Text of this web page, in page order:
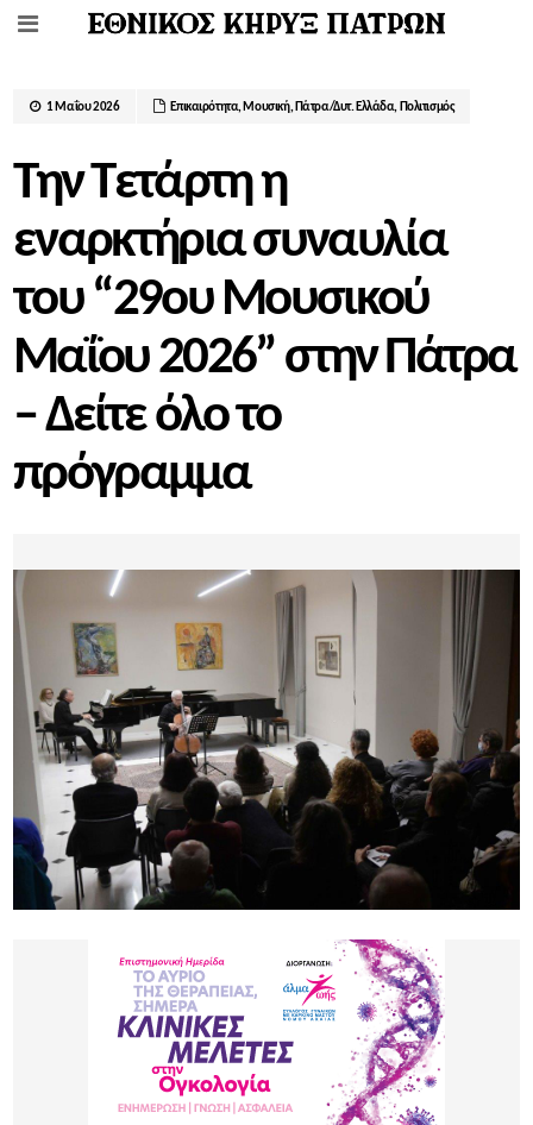
1 Μαΐου 2026 Επικαιρότητα, Μουσική, Πάτρα/Δυτ. Ελλάδα, Πολιτισμός
Την Τετάρτη η
εναρκτήρια συναυλία
του “29ου Μουσικού
Μαΐου 2026” στην Πάτρα
– Δείτε όλο το
πρόγραμμα